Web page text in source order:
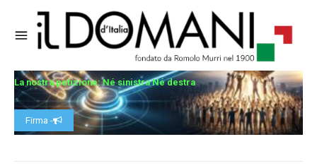
La nostra petizione: Né sinistra Né destra
Firma -